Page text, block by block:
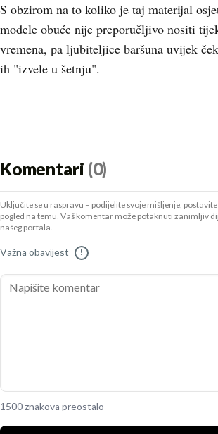
S obzirom na to koliko je taj materijal
modele obuće nije preporučljivo nositi
vremena, pa ljubiteljice baršuna uvijek
ih "izvele u šetnju".
Komentari (0)
Uključite se u raspravu – podijelite svoje mišljenje,
pogled na temu. Vaš komentar može potaknuti zanimljiv
našeg portala.
Važna obavijest !
1500 znakova preostalo